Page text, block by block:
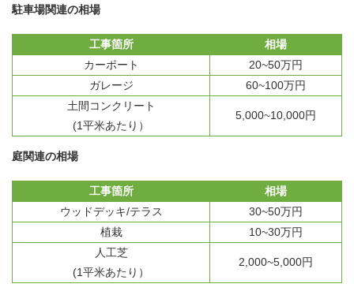
駐車場関連の相場
工事箇所
相場
カーポート
20~50万円
ガレージ
60~100万円
土間コンクリート
(1平米あたり）
5,000~10,000円
庭関連の相場
工事箇所
相場
ウッドデッキ/テラス
30~50万円
植栽
10~30万円
人工芝
(1平米あたり）
2,000~5,000円